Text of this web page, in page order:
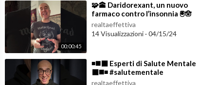
00:00:45
⁣🧩🕋 Daridorexant, un nuovo
farmaco contro l’insonnia 🖲️🪬
#shorts
realtaeffettiva
14 Visualizzazioni · 04/15/24
⁣◾️◼️⬛️ Esperti di Salute Mentale
⬛️◼️◾️ #salutementale
realtaeffettiva